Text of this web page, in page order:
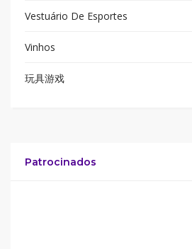
Vestuário De Esportes
Vinhos
玩具游戏
Patrocinados